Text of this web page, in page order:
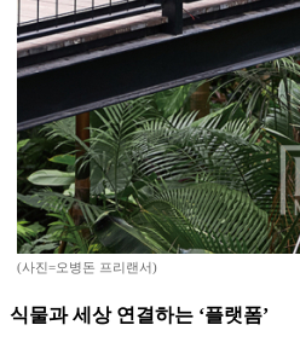
(사진=오병돈 프리랜서)
식물과 세상 연결하는 ‘플랫폼’